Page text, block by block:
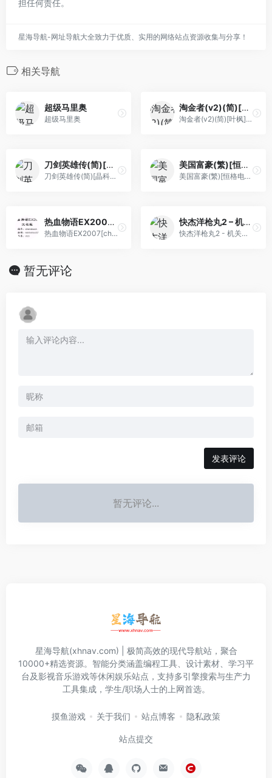
担任何责任。
星海导航-网址导航大全致力于优质、实用的网络站点资源收集与分享！
相关导航
超级马里奥
超级马里奥
淘金者(v2)(简)[叶枫](JP)[PUZ](0.37Mb)
淘金者(v2)(简)[叶枫](JP)[PUZ](0.37Mb)
刀剑英雄传(简)[晶科泰](CN)[RPG](8Mb)
刀剑英雄传(简)[晶科泰](CN)[RPG](8Mb)
美国富豪(繁)[恒格电子](CN)[TAB](8Mb)
美国富豪(繁)[恒格电子](CN)[TAB](8Mb)
热血物语EX2007[chenstack][v0.5](简)(JP)(64Mb)
热血物语EX2007[chenstack][v0.5](简)(JP)(64Mb)
快杰洋枪丸2 – 机关之地大冒险(简)[烈火暴龙](JP)[ACT](2Mb)
快杰洋枪丸2 - 机关之地大冒险(简)[烈火暴龙](JP)[ACT](2Mb)
暂无评论
发表评论
暂无评论...
星海导航(xhnav.com) | 极简高效的现代导航站，聚合
10000+精选资源。智能分类涵盖编程工具、设计素材、学习平
台及影视音乐游戏等休闲娱乐站点，支持多引擎搜索与生产力
工具集成，学生/职场人士的上网首选。
摸鱼游戏 关于我们 站点博客 隐私政策
站点提交